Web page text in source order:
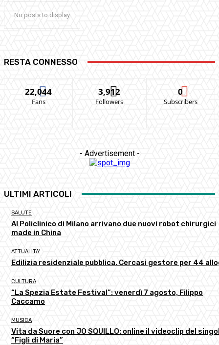
No posts to display
RESTA CONNESSO
22,044
Fans
3,912
Followers
0
Subscribers
- Advertisement -
ULTIMI ARTICOLI
SALUTE
Al Policlinico di Milano arrivano due nuovi robot chirurgici
made in China
ATTUALITA'
Edilizia residenziale pubblica. Cercasi gestore per 44
CULTURA
“La Spezia Estate Festival”: venerdì 7 agosto, Filippo
Caccamo
MUSICA
Vita da Suore con JO SQUILLO: online il videoclip del
“Figli di Maria”